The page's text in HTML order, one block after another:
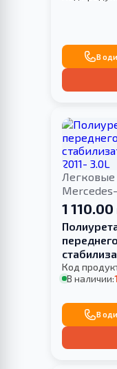
В
Легковые
1 110.00
166 2011-
Код
В наличии:
В